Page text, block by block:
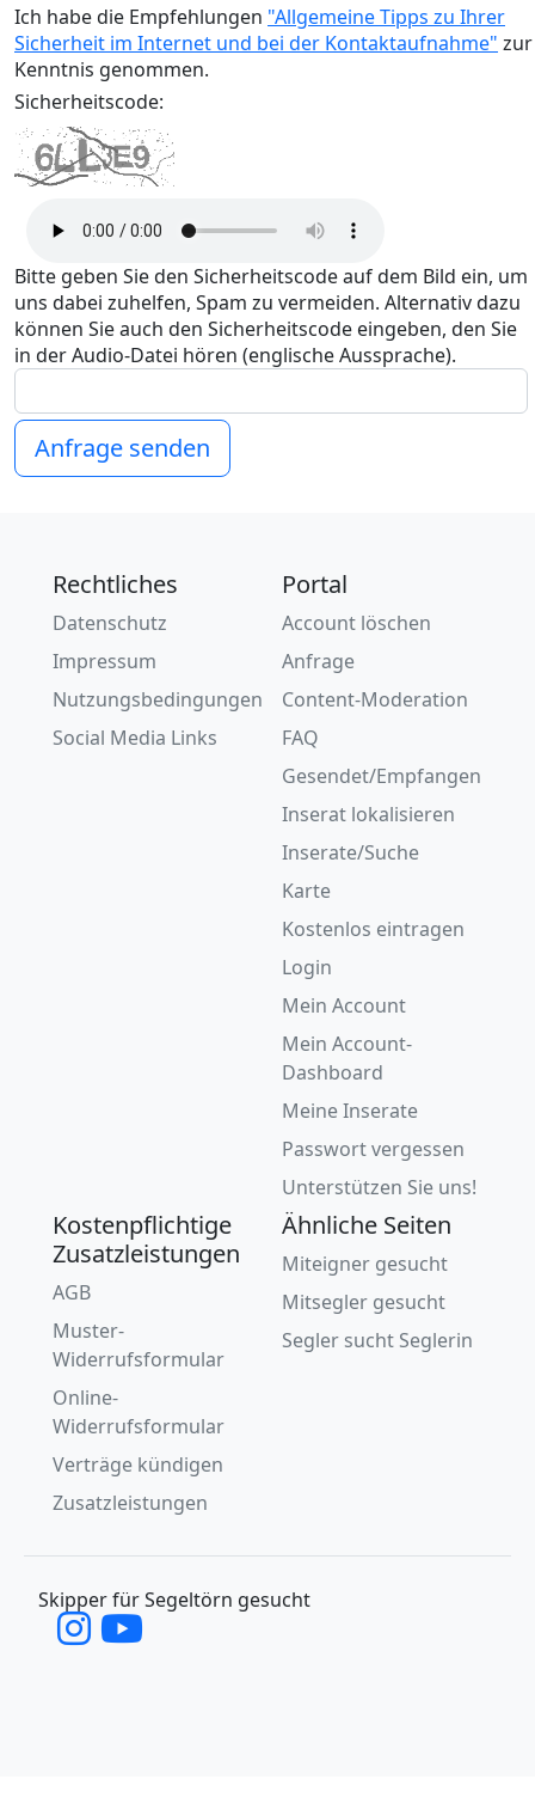
Ich habe die Empfehlungen "Allgemeine Tipps zu Ihrer
Sicherheit im Internet und bei der Kontaktaufnahme" zur
Kenntnis genommen.
Sicherheitscode:
Bitte geben Sie den Sicherheitscode auf dem Bild ein, um
uns dabei zuhelfen, Spam zu vermeiden. Alternativ dazu
können Sie auch den Sicherheitscode eingeben, den Sie
in der Audio-Datei hören (englische Aussprache).
Anfrage senden
Rechtliches
Datenschutz
Impressum
Nutzungsbedingungen
Social Media Links
Portal
Account löschen
Anfrage
Content-Moderation
FAQ
Gesendet/Empfangen
Inserat lokalisieren
Inserate/Suche
Karte
Kostenlos eintragen
Login
Mein Account
Mein Account-
Dashboard
Meine Inserate
Passwort vergessen
Unterstützen Sie uns!
Kostenpflichtige
Zusatzleistungen
AGB
Muster-
Widerrufsformular
Online-
Widerrufsformular
Verträge kündigen
Zusatzleistungen
Ähnliche Seiten
Miteigner gesucht
Mitsegler gesucht
Segler sucht Seglerin
Skipper für Segeltörn gesucht